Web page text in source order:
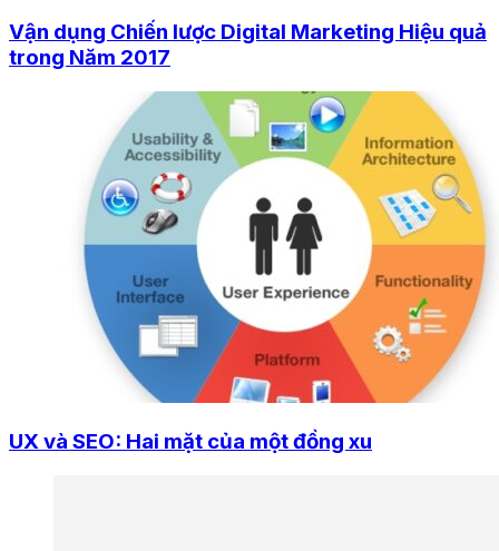
Vận dụng Chiến lược Digital Marketing Hiệu quả
trong Năm 2017
UX và SEO: Hai mặt của một đồng xu